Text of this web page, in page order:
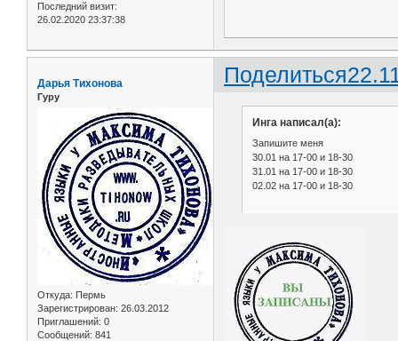
Последний визит:
26.02.2020 23:37:38
Поделиться
Дарья Тихонова
Гуру
Откуда: Пермь
Зарегистрирован: 26.03.2012
Приглашений: 0
Сообщений: 841
Инга написал(а):
Запишите меня
30.01 на 17-00 и 18-30
31.01 на 17-00 и 18-30
02.02 на 17-00 и 18-30